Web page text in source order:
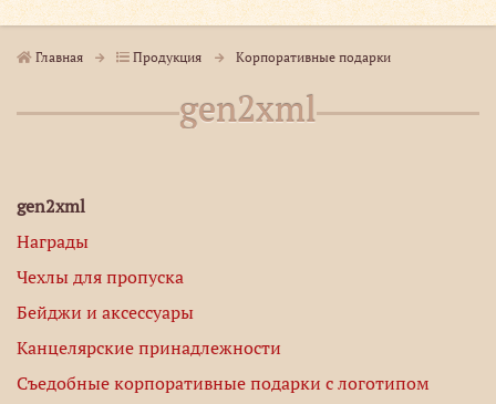
Главная Продукция Корпоративные подарки
gen2xml
gen2xml
Награды
Чехлы для пропуска
Бейджи и аксессуары
Канцелярские принадлежности
Съедобные корпоративные подарки с логотипом